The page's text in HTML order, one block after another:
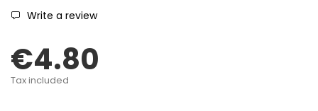
Write a review
€4.80
Tax included